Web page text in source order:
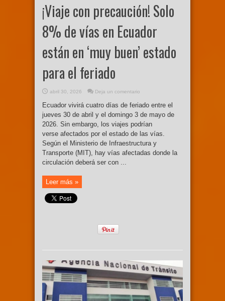
¡Viaje con precaución! Solo
8% de vías en Ecuador
están en ‘muy buen’ estado
para el feriado
abril 30, 2026 Deja un comentario
Ecuador vivirá cuatro días de feriado entre el
jueves 30 de abril y el domingo 3 de mayo de
2026. Sin embargo, los viajes podrían
verse afectados por el estado de las vías.
Según el Ministerio de Infraestructura y
Transporte (MIT), hay vías afectadas donde la
circulación deberá ser con ...
Leer más »